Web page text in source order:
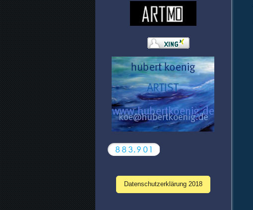
Datenschutzerklärung 2018